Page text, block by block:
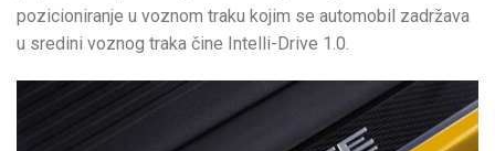
pozicioniranje u voznom traku kojim se automobil zadržava
u sredini voznog traka čine Intelli-Drive 1.0.